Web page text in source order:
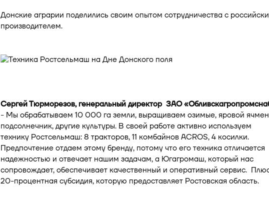
Донские аграрии поделились своим опытом сотрудничества с
производителем.
Сергей Тюрморезов, генеральный директор ЗАО
- Мы обрабатываем 10 000 га земли, выращиваем озимые, яровой
подсолнечник, другие культуры. В своей работе активно используем
технику Ростсельмаш: 8 тракторов, 11 комбайнов ACROS, 4 косилки.
Предпочтение отдаем этому бренду, потому что его техника отличается
надежностью и отвечает нашим задачам, а Югагромаш, который нас
сопровождает, обеспечивает качественный и оперативный сервис.
20-процентная субсидия, которую предоставляет Ростовская область.